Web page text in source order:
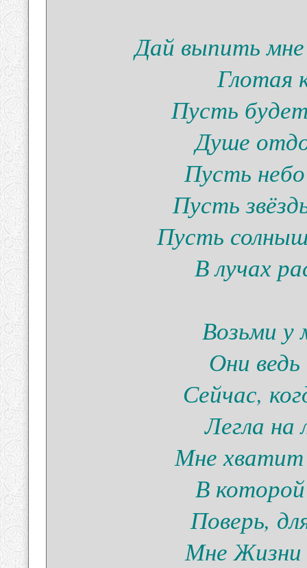
Дай выпить
Глотая
Пусть
Душе
Пусть
Пусть
Пусть
В лучах
Возьми у
Они
Сейчас,
Легла на
Мне хватит
В
Поверь,
Мне